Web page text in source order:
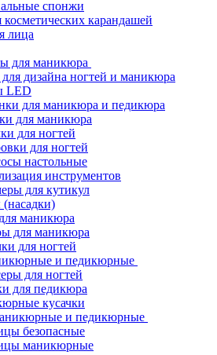
спонжи
карандашей
лица
для маникюра
дизайна ногтей и маникюра
LED
для маникюра и педикюра
для маникюра
для ногтей
для ногтей
настольные
инструментов
для кутикул
маникюра
для маникюра
для ногтей
и педикюрные
для ногтей
для педикюра
кусачки
и педикюрные
безопасные
маникюрные